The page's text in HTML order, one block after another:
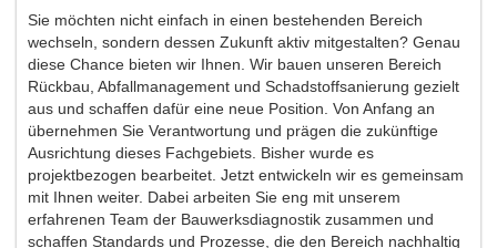
Sie möchten nicht einfach in einen bestehenden Bereich
wechseln, sondern dessen Zukunft aktiv mitgestalten? Genau
diese Chance bieten wir Ihnen. Wir bauen unseren Bereich
Rückbau, Abfallmanagement und Schadstoffsanierung gezielt
aus und schaffen dafür eine neue Position. Von Anfang an
übernehmen Sie Verantwortung und prägen die zukünftige
Ausrichtung dieses Fachgebiets. Bisher wurde es
projektbezogen bearbeitet. Jetzt entwickeln wir es gemeinsam
mit Ihnen weiter. Dabei arbeiten Sie eng mit unserem
erfahrenen Team der Bauwerksdiagnostik zusammen und
schaffen Standards und Prozesse, die den Bereich nachhaltig